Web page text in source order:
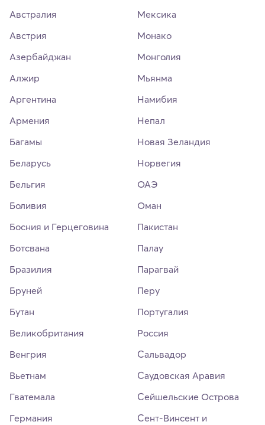
Австралия
Австрия
Азербайджан
Алжир
Аргентина
Армения
Багамы
Беларусь
Бельгия
Боливия
Босния и Герцеговина
Ботсвана
Бразилия
Бруней
Бутан
Великобритания
Венгрия
Вьетнам
Гватемала
Германия
Мексика
Монако
Монголия
Мьянма
Намибия
Непал
Новая Зеландия
Норвегия
ОАЭ
Оман
Пакистан
Палау
Парагвай
Перу
Португалия
Россия
Сальвадор
Саудовская Аравия
Сейшельские Острова
Сент-Винсент и